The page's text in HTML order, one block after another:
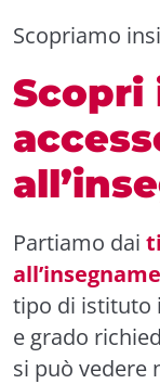
Scopriamo
Partiamo dai
tipo di istituto
e grado
si può vedere